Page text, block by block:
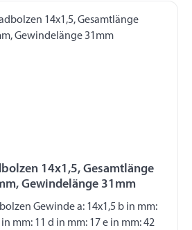
14x1,5, Gesamtlänge
Gewindelänge 31mm
Gewinde a: 14x1,5 b in mm:
in mm: 11 d in mm: 17 e in mm: 42